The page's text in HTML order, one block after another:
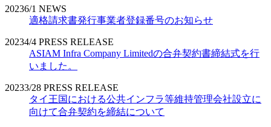
20236/1 NEWS
適格請求書発行事業者登録番号のお知らせ
20234/4 PRESS RELEASE
ASIAM Infra Company Limitedの合弁契約書締結式を行
いました。
20233/28 PRESS RELEASE
タイ王国における公共インフラ等維持管理会社設立に
向けて合弁契約を締結について